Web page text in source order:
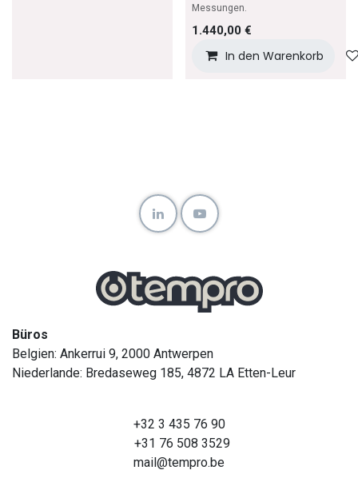
Messungen.
1.440,00€
In den Warenkorb
Büros
Belgien: Ankerrui 9, 2000 Antwerpen
Niederlande: Bredaseweg 185, 4872 LA Etten-Leur
+32 3 435 76 90
+31 76 508 3529
mail@tempro.be